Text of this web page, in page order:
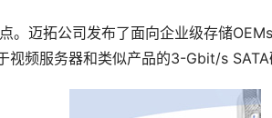
。迈拓公司发布了面向企业级存储
视频服务器和类似产品的3-Gbit/s SATA